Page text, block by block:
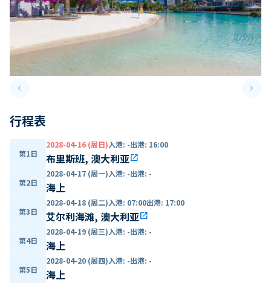
keyboard_arrow_leftPrevious slide keyboard_arrow_right
行程表
第1日
2028-04-16 (周日)入港: -出港: 16:00
布里斯班, 澳大利亚open_in_new
第2日
2028-04-17 (周一)入港: -出港: -
海上
第3日
2028-04-18 (周二)入港: 07:00出港: 17:00
艾尔利海滩, 澳大利亚open_in_new
第4日
2028-04-19 (周三)入港: -出港: -
海上
第5日
2028-04-20 (周四)入港: -出港: -
海上